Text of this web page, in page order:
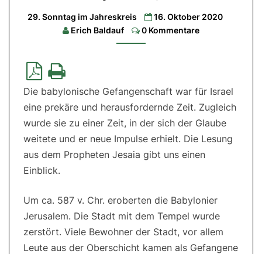
6|
Lesung:
1
22,15-
21
29. Sonntag im Jahreskreis
16. Oktober 2020
Erich Baldauf
Comments
0 Kommentare
Die babylonische Gefangenschaft war für Israel
eine prekäre und herausfordernde Zeit. Zugleich
wurde sie zu einer Zeit, in der sich der Glaube
weitete und er neue Impulse erhielt. Die Lesung
aus dem Propheten Jesaia gibt uns einen
Einblick.
Um ca. 587 v. Chr. eroberten die Babylonier
Jerusalem. Die Stadt mit dem Tempel wurde
zerstört. Viele Bewohner der Stadt, vor allem
Leute aus der Oberschicht kamen als Gefangene